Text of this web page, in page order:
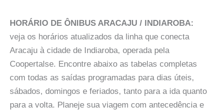
HORÁRIO DE ÔNIBUS ARACAJU / INDIAROBA:
veja os horários atualizados da linha que conecta
Aracaju à cidade de Indiaroba, operada pela
Coopertalse. Encontre abaixo as tabelas completas
com todas as saídas programadas para dias úteis,
sábados, domingos e feriados, tanto para a ida quanto
para a volta. Planeje sua viagem com antecedência e